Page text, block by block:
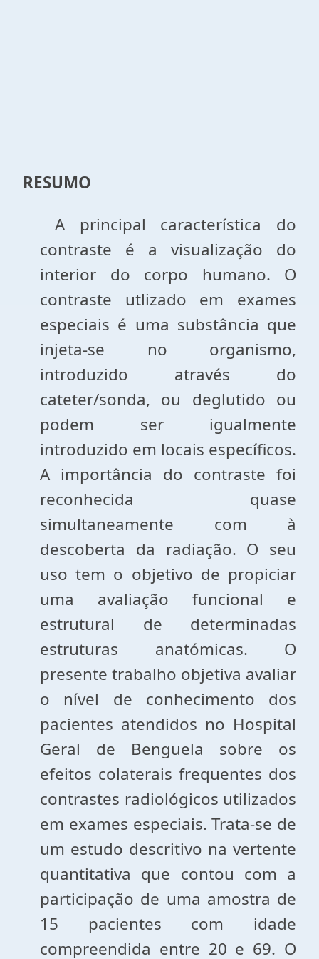
RESUMO
A principal característica do
contraste é a visualização do
interior do corpo humano. O
contraste utlizado em exames
especiais é uma substância que
injeta-se no organismo,
introduzido através do
cateter/sonda, ou deglutido ou
podem ser igualmente
introduzido em locais específicos.
A importância do contraste foi
reconhecida quase
simultaneamente com à
descoberta da radiação. O seu
uso tem o objetivo de propiciar
uma avaliação funcional e
estrutural de determinadas
estruturas anatómicas. O
presente trabalho objetiva avaliar
o nível de conhecimento dos
pacientes atendidos no Hospital
Geral de Benguela
sobre os
efeitos colaterais frequentes dos
contrastes radiológicos utilizados
em exames especiais. Trata-se de
um estudo descritivo na vertente
quantitativa que contou com a
participação de uma amostra de
15 pacientes com idade
compreendida entre 20 e 69. O